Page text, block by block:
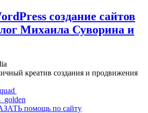
создание сайтов
Михаила Суворина и
креатив создания и продвижения
golden
помощь по сайту